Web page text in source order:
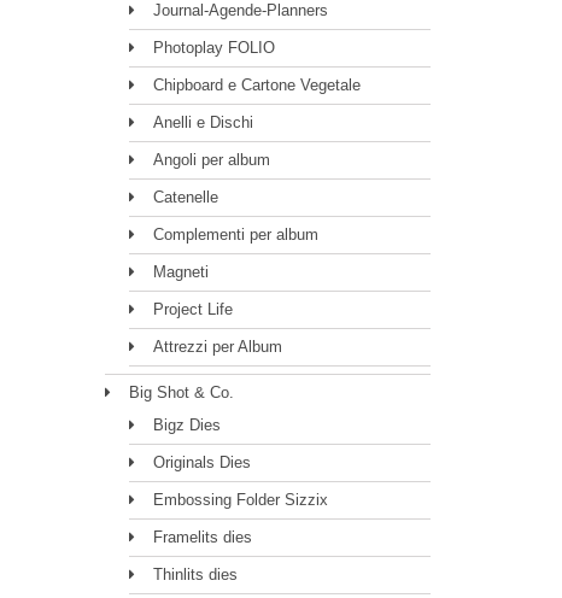
Journal-Agende-Planners
Photoplay FOLIO
Chipboard e Cartone Vegetale
Anelli e Dischi
Angoli per album
Catenelle
Complementi per album
Magneti
Project Life
Attrezzi per Album
Big Shot & Co.
Bigz Dies
Originals Dies
Embossing Folder Sizzix
Framelits dies
Thinlits dies